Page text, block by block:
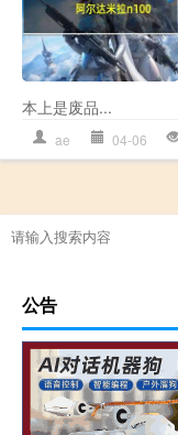
本上是废品...
ae 04-06
公告